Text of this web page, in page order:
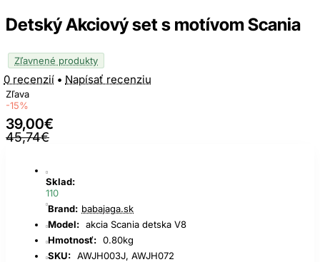
Detský Akciový set s motívom Scania
Zľavnené produkty
0 recenzií • Napísať recenziu
Zľava
-15%
39,00€
45,74€
Sklad:
110
Brand: babajaga.sk
Model: akcia Scania detska V8
Hmotnosť: 0.80kg
SKU: AWJH003J, AWJH072